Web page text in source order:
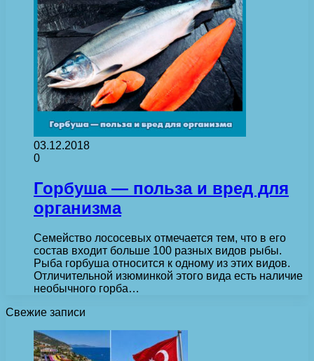
03.12.2018
0
Горбуша — польза и вред для
организма
Семейство лососевых отмечается тем, что в его
состав входит больше 100 разных видов рыбы.
Рыба горбуша относится к одному из этих видов.
Отличительной изюминкой этого вида есть наличие
необычного горба…
Свежие записи